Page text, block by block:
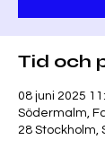
Tid och
08 juni 2025
Södermalm,
28 Stockholm,